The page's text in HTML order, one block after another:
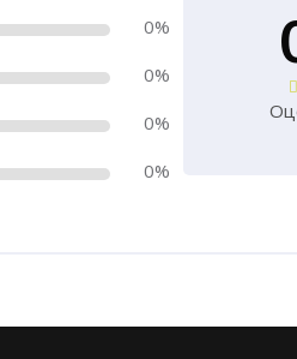
0%
0%
0%
0%